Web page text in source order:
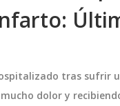
tras sufrir
dolor y